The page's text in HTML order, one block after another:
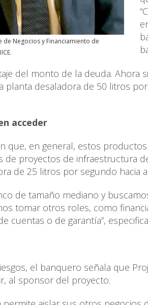
de Negocios y Financiamiento de
del monto de la deuda. Ahora
planta desaladora de 50 litros
acceder
que, en general, estos
de proyectos de infraestructura
de 25 litros por segundo hacia
de tamaño mediano y
tomar otros roles, como
cuentas o de garantía”,
el banquero señala que
al sponsor del proyecto.